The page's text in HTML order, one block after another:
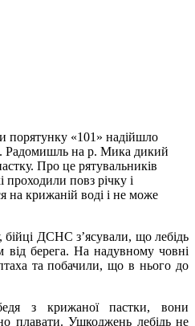
порятунку «101» надійшло
Радомишль на р. Мика дикий
Про це рятувальників
повз річку і
на крижаній воді і не може
ДСНС з’ясували, що лебідь
від берега. На надувному човні
та побачили, що в нього до
з крижаної пастки, вони
плавати. Ушкоджень лебідь не